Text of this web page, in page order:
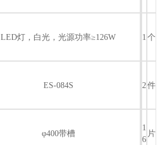
LED灯，白光，光源功率≥126W 1 个
ES-084S 2 件
φ400带槽
1
6
片